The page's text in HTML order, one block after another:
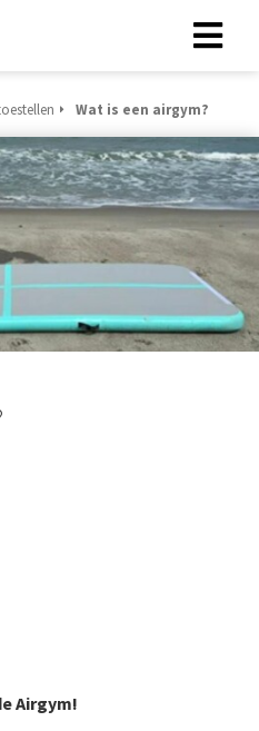
Wat is een airgym?
Airgym!